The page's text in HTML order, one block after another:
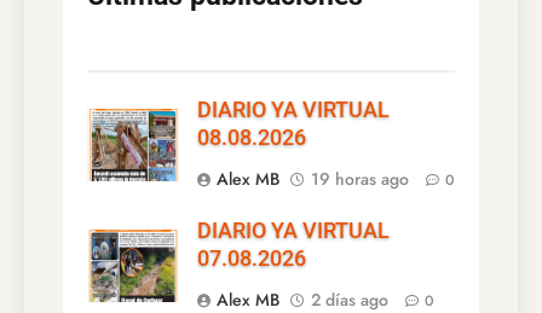
DIARIO YA VIRTUAL
08.08.2026
Alex MB
19 horas ago 0
DIARIO YA VIRTUAL
07.08.2026
Alex MB
2 días ago 0